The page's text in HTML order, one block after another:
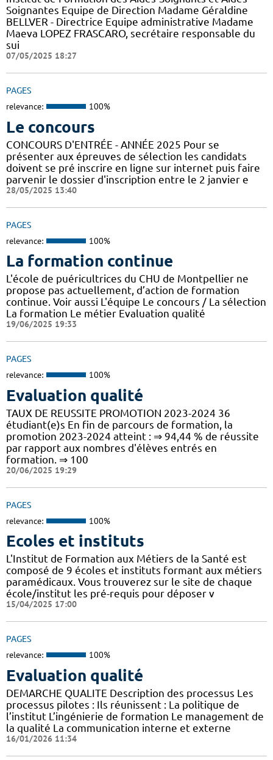
Soignantes Equipe de Direction Madame Géraldine
BELLVER - Directrice Equipe administrative Madame
Maeva LOPEZ FRASCARO, secrétaire responsable du
sui
07/05/2025 18:27
PAGES
relevance: 100%
Le concours
CONCOURS D'ENTRÉE - ANNÉE 2025 Pour se
présenter aux épreuves de sélection les candidats
doivent se pré inscrire en ligne sur internet puis faire
parvenir le dossier d'inscription entre le 2 janvier e
28/05/2025 13:40
PAGES
relevance: 100%
La formation continue
L'école de puéricultrices du CHU de Montpellier ne
propose pas actuellement, d’action de formation
continue. Voir aussi L'équipe Le concours / La sélection
La formation Le métier Evaluation qualité
19/06/2025 19:33
PAGES
relevance: 100%
Evaluation qualité
TAUX DE REUSSITE PROMOTION 2023-2024 36
étudiant(e)s En fin de parcours de formation, la
promotion 2023-2024 atteint : ⇒ 94,44 % de réussite
par rapport aux nombres d'élèves entrés en
formation. ⇒ 100
20/06/2025 19:29
PAGES
relevance: 100%
Ecoles et instituts
L'Institut de Formation aux Métiers de la Santé est
composé de 9 écoles et instituts formant aux métiers
paramédicaux. Vous trouverez sur le site de chaque
école/institut les pré-requis pour déposer v
15/04/2025 17:00
PAGES
relevance: 100%
Evaluation qualité
DEMARCHE QUALITE Description des processus Les
processus pilotes : Ils réunissent : La politique de
l’institut L’ingénierie de formation Le management de
la qualité La communication interne et externe
16/01/2026 11:34